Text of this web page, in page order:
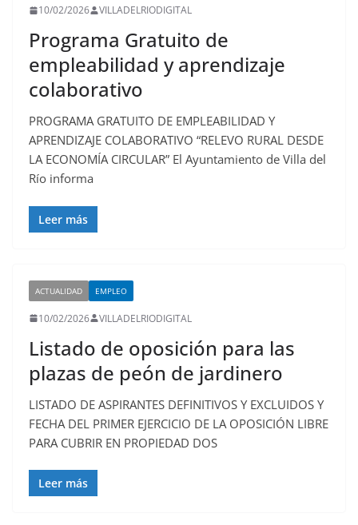
10/02/2026 VILLADELRIODIGITAL
Programa Gratuito de
empleabilidad y aprendizaje
colaborativo
PROGRAMA GRATUITO DE EMPLEABILIDAD Y
APRENDIZAJE COLABORATIVO “RELEVO RURAL DESDE
LA ECONOMÍA CIRCULAR” El Ayuntamiento de Villa del
Río informa
Leer más
ACTUALIDAD EMPLEO
10/02/2026 VILLADELRIODIGITAL
Listado de oposición para las
plazas de peón de jardinero
LISTADO DE ASPIRANTES DEFINITIVOS Y EXCLUIDOS Y
FECHA DEL PRIMER EJERCICIO DE LA OPOSICIÓN LIBRE
PARA CUBRIR EN PROPIEDAD DOS
Leer más